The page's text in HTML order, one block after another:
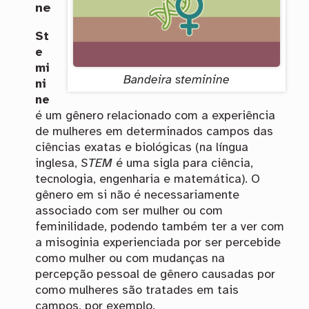
Bandeira steminine
ne
St
e
mi
ni
ne
é um gênero relacionado com a experiência
de mulheres em determinados campos das
ciências exatas e biológicas (na língua
inglesa, STEMé uma sigla para ciência,
tecnologia, engenharia e matemática). O
gênero em si não é necessariamente
associado com ser mulher ou com
feminilidade, podendo também ter a ver com
a misoginia experienciada por ser percebide
como mulher ou com mudanças na
percepção pessoal de gênero causadas por
como mulheres são tratades em tais
campos, por exemplo.